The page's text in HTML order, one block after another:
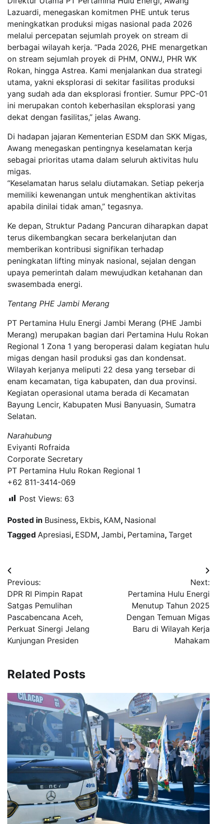
Lazuardi, menegaskan komitmen PHE untuk terus
meningkatkan produksi migas nasional pada 2026
melalui percepatan sejumlah proyek on stream di
berbagai wilayah kerja. “Pada 2026, PHE menargetkan
on stream sejumlah proyek di PHM, ONWJ, PHR WK
Rokan, hingga Astrea. Kami menjalankan dua strategi
utama, yakni eksplorasi di sekitar fasilitas produksi
yang sudah ada dan eksplorasi frontier. Sumur PPC-01
ini merupakan contoh keberhasilan eksplorasi yang
dekat dengan fasilitas,” jelas Awang.
Di hadapan jajaran Kementerian ESDM dan SKK Migas,
Awang menegaskan pentingnya keselamatan kerja
sebagai prioritas utama dalam seluruh aktivitas hulu
migas.
“Keselamatan harus selalu diutamakan. Setiap pekerja
memiliki kewenangan untuk menghentikan aktivitas
apabila dinilai tidak aman,” tegasnya.
Ke depan, Struktur Padang Pancuran diharapkan dapat
terus dikembangkan secara berkelanjutan dan
memberikan kontribusi signifikan terhadap
peningkatan lifting minyak nasional, sejalan dengan
upaya pemerintah dalam mewujudkan ketahanan dan
swasembada energi.
Tentang PHE Jambi Merang
PT Pertamina Hulu Energi Jambi Merang (PHE Jambi
Merang) merupakan bagian dari Pertamina Hulu Rokan
Regional 1 Zona 1 yang beroperasi dalam kegiatan hulu
migas dengan hasil produksi gas dan kondensat.
Wilayah kerjanya meliputi 22 desa yang tersebar di
enam kecamatan, tiga kabupaten, dan dua provinsi.
Kegiatan operasional utama berada di Kecamatan
Bayung Lencir, Kabupaten Musi Banyuasin, Sumatra
Selatan.
Narahubung
Eviyanti Rofraida
Corporate Secretary
PT Pertamina Hulu Rokan Regional 1
+62 811-3414-069
Post Views: 63
Posted in Business, Ekbis, KAM, Nasional
Tagged Apresiasi, ESDM, Jambi, Pertamina, Target
Navigasi
pos
Previous:
DPR RI Pimpin Rapat
Satgas Pemulihan
Pascabencana Aceh,
Perkuat Sinergi Jelang
Kunjungan Presiden
Next:
Pertamina Hulu Energi
Menutup Tahun 2025
Dengan Temuan Migas
Baru di Wilayah Kerja
Mahakam
Related Posts